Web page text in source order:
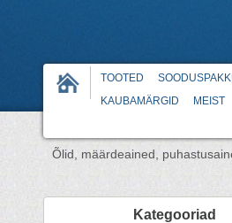
TOOTED
KAUBAMÄRGID
MEIST
Õlid, määrdeained,
Kategooriad